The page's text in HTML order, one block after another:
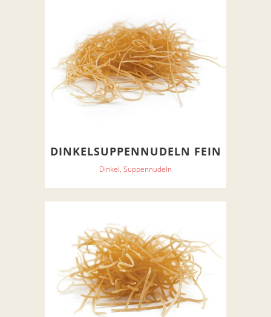
DINKELSUPPENNUDELN FEIN
Dinkel, Suppennudeln